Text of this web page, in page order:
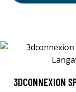
3DCONNEXION